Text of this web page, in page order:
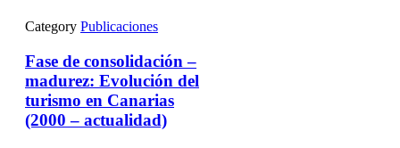
Category Publicaciones
Fase de consolidación –
madurez: Evolución del
turismo en Canarias
(2000 – actualidad)